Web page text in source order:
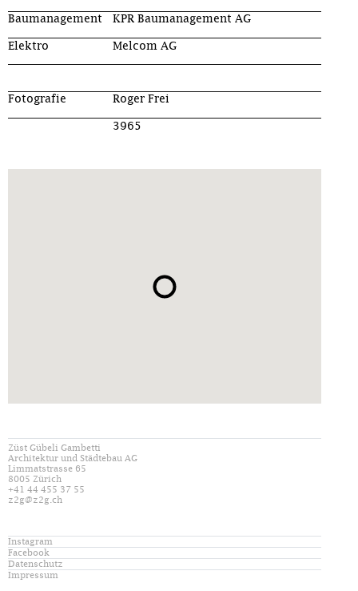
Baumanagement KPR Baumanagement AG
Elektro Melcom AG
Fotografie Roger Frei
3965
Züst Gübeli Gambetti
Architektur und Städtebau AG
Limmatstrasse 65
8005 Zürich
+41 44 455 37 55
z2g@z2g.ch
Instagram
Facebook
Datenschutz
Impressum